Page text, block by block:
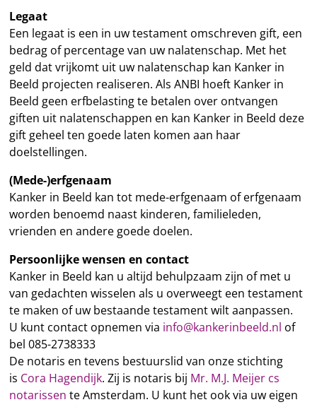
Legaat
Een legaat is een in uw testament omschreven gift, een
bedrag of percentage van uw nalatenschap. Met het
geld dat vrijkomt uit uw nalatenschap kan Kanker in
Beeld projecten realiseren. Als ANBI hoeft Kanker in
Beeld geen erfbelasting te betalen over ontvangen
giften uit nalatenschappen en kan Kanker in Beeld deze
gift geheel ten goede laten komen aan haar
doelstellingen.
(Mede-)erfgenaam
Kanker in Beeld kan tot mede-erfgenaam of erfgenaam
worden benoemd naast kinderen, familieleden,
vrienden en andere goede doelen.
Persoonlijke wensen en contact
Kanker in Beeld kan u altijd behulpzaam zijn of met u
van gedachten wisselen als u overweegt een testament
te maken of uw bestaande testament wilt aanpassen.
U kunt contact opnemen via info@kankerinbeeld.nl of
bel 085-2738333
De notaris en tevens bestuurslid van onze stichting
is Cora Hagendijk. Zij is notaris bij Mr. M.J. Meijer cs
notarissen te Amsterdam. U kunt het ook via uw eigen